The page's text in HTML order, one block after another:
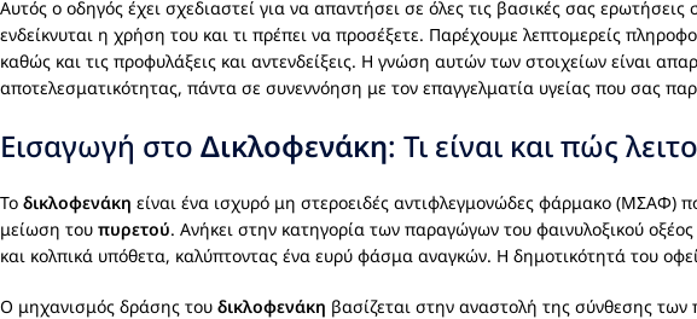
Αυτός ο οδηγός έχει σχεδιαστεί για να απαντήσει σε όλες τις βασικές σας ερωτήσεις
ενδείκνυται η χρήση του και τι πρέπει να προσέξετε. Παρέχουμε λεπτομερείς
καθώς και τις προφυλάξεις και αντενδείξεις. Η γνώση αυτών των στοιχείων είναι
αποτελεσματικότητας, πάντα σε συνεννόηση με τον επαγγελματία υγείας που σας
Εισαγωγή στο Δικλοφενάκη: Τι είναι και πώς
Το δικλοφενάκη είναι ένα ισχυρό μη στεροειδές αντιφλεγμονώδες φάρμακο (ΜΣΑΦ)
μείωση του πυρετού. Ανήκει στην κατηγορία των παραγώγων του φαινυλοξικού
και κολπικά υπόθετα, καλύπτοντας ένα ευρύ φάσμα αναγκών. Η δημοτικότητά του
Ο μηχανισμός δράσης του δικλοφενάκη βασίζεται στην αναστολή της σύνθεσης